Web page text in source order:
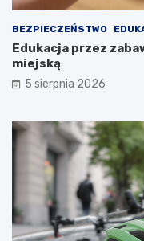
BEZPIECZEŃSTWO
Edukacja przez
miejską
5 sierpnia 2026